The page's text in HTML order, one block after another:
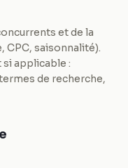
et de la
CPC, saisonnalité).
applicable :
de recherche,